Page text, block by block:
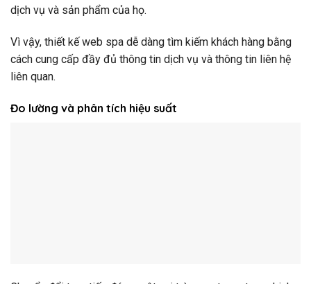
dịch vụ và sản phẩm của họ.
Vì vậy, thiết kế web spa dễ dàng tìm kiếm khách hàng bằng
cách cung cấp đầy đủ thông tin dịch vụ và thông tin liên hệ
liên quan.
Đo lường và phân tích hiệu suất